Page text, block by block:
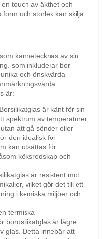
touch av äkthet och
form och storlek kan skilja
kännetecknas av sin
som inkluderar bor
och önskvärda
är:
Borsilikatglas är känt för sin
spektrum av temperaturer,
att gå sönder eller
den idealisk för
kan utsättas för
köksredskap och
är resistent mot
vilket gör det till ett
i kemiska miljöer och
termiska
borosilikatglas är lägre
glas. Detta innebär att